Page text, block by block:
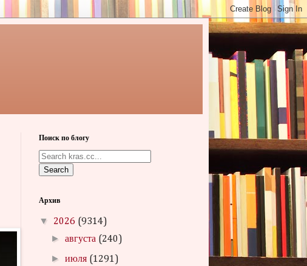
Поиск по блогу
Search
Архив
▼ 2026 (9314)
►августа (240)
►июля (1291)